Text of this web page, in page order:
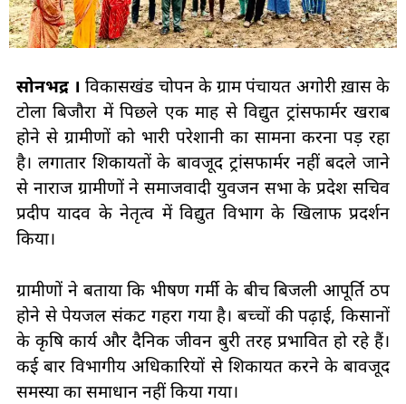
सोनभद्र ।विकासखंड चोपन के ग्राम पंचायत अगोरी ख़ास के
टोला बिजौरा में पिछले एक माह से विद्युत ट्रांसफार्मर खराब
होने से ग्रामीणों को भारी परेशानी का सामना करना पड़ रहा
है। लगातार शिकायतों के बावजूद ट्रांसफार्मर नहीं बदले जाने
से नाराज ग्रामीणों ने समाजवादी युवजन सभा के प्रदेश सचिव
प्रदीप यादव के नेतृत्व में विद्युत विभाग के खिलाफ प्रदर्शन
किया।
ग्रामीणों ने बताया कि भीषण गर्मी के बीच बिजली आपूर्ति ठप
होने से पेयजल संकट गहरा गया है। बच्चों की पढ़ाई, किसानों
के कृषि कार्य और दैनिक जीवन बुरी तरह प्रभावित हो रहे हैं।
कई बार विभागीय अधिकारियों से शिकायत करने के बावजूद
समस्या का समाधान नहीं किया गया।